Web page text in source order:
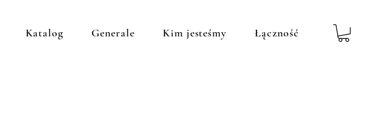
Katalog Generale Kim jesteśmy Łączność